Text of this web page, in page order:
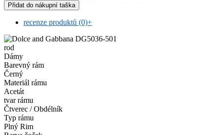
recenze produktů (0)+
rod
Dámy
Barevný rám
Černý
Materiál rámu
Acetát
tvar rámu
Čtverec / Obdélník
Typ rámu
Plný Rim